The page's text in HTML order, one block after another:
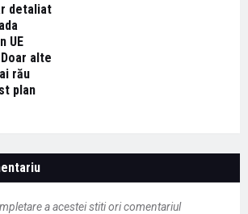
detaliat
UE
alte
rău
plan
a acestei stiti ori comentariul